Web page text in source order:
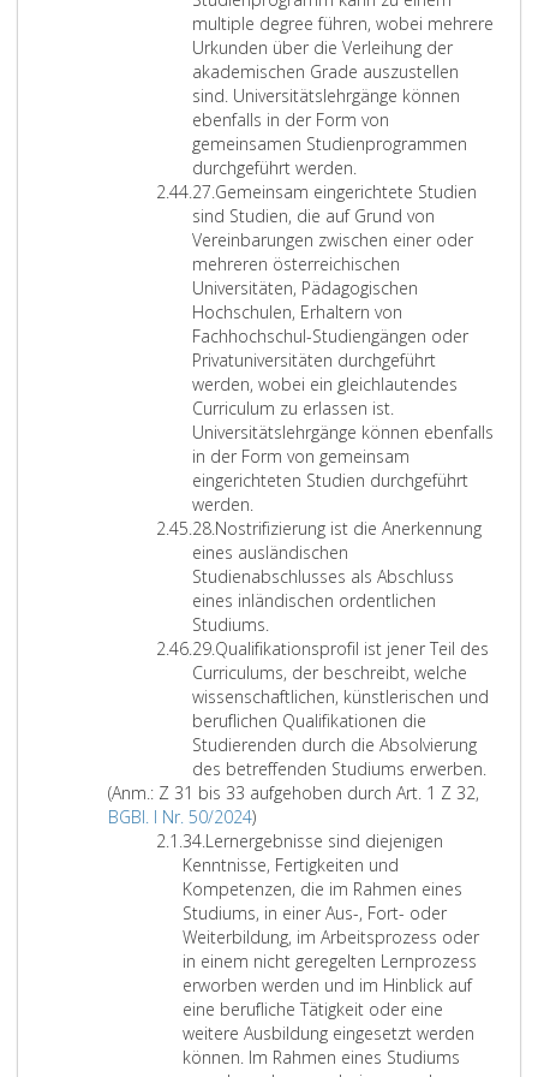
k
a
t
i
o
n
e
n
,
A
B
l
.
N
r
.
L
2
5
5
o
m
3
0
0
9
.
2
0
0
5
i
t
z
u
n
g
2
2
z
r
t
.
n
k
ü
n
t
e
r
i
c
e
n
D
p
o
-
n
d
a
s
t
e
r
s
t
d
e
n
d
i
e
n
e
n
e
s
w
i
s
n
c
t
i
h
n
n
k
s
t
l
r
i
s
n
P
e
r
s
n
a
S
t
u
d
i
e
n
f
e
l
d
e
r
i
m
S
i
n
n
e
d
e
k
a
p
a
z
i
t
ä
t
s
o
r
i
e
n
t
i
e
r
t
e
r
n
t
l
g
u
w
s
c
h
a
t
l
i
ä
c
h
r
c
h
e
n
r
d
e
,
g
e
m
ß
a
a
r
a
h
8
7
,
A
b
s
t
2
,
n
a
c
h
d
e
s
d
i
a
a
i
e
G
a
e
g
m
ä
ß
a
r
a
p
8
7
multiple degree führen, wobei mehrere
Urkunden über die Verleihung der
akademischen Grade auszustellen
sind. Universitätslehrgänge können
ebenfalls in der Form von
gemeinsamen Studienprogrammen
durchgeführt werden.
27.Z
i
f
f
e
r
2
7
Gemeinsam eingerichtete Studien
sind Studien, die auf Grund von
Vereinbarungen zwischen einer oder
mehreren österreichischen
Universitäten, Pädagogischen
Hochschulen, Erhaltern von
Fachhochschul-Studiengängen oder
Privatuniversitäten durchgeführt
werden, wobei ein gleichlautendes
Curriculum zu erlassen ist.
Universitätslehrgänge können ebenfalls
in der Form von gemeinsam
eingerichteten Studien durchgeführt
werden.
28.Z
i
f
f
e
r
2
8
Nostrifizierung ist die Anerkennung
eines ausländischen
Studienabschlusses als Abschluss
eines inländischen ordentlichen
Studiums.
29.Z
i
f
f
e
r
2
9
Qualifikationsprofil ist jener Teil des
Curriculums, der beschreibt, welche
wissenschaftlichen, künstlerischen und
beruflichen Qualifikationen die
Studierenden durch die Absolvierung
des betreffenden Studiums erwerben.
(Anm.: Z 31 bis 33 aufgehoben durch Art. 1 Z 32,
BGBl. I Nr. 50/2024)A
n
m
e
r
k
u
n
g
,
Z
34.Z
i
f
f
e
r
3
4
Lernergebnisse sind diejenigen
Kenntnisse, Fertigkeiten und
Kompetenzen, die im Rahmen eines
Studiums, in einer Aus-, Fort- oder
Weiterbildung, im Arbeitsprozess oder
in einem nicht geregelten Lernprozess
erworben werden und im Hinblick auf
eine berufliche Tätigkeit oder eine
weitere Ausbildung eingesetzt werden
können. Im Rahmen eines Studiums